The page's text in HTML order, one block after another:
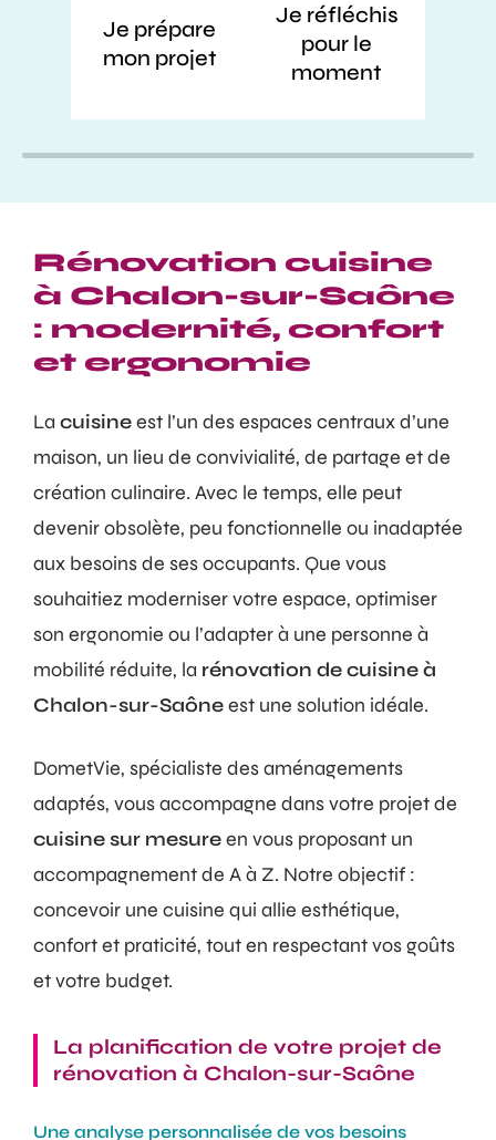
Je prépare
mon projet
Je réfléchis
pour le
moment
Rénovation cuisine
à Chalon-sur-Saône
: modernité, confort
et ergonomie
La cuisineest l’un des espaces centraux d’une
maison, un lieu de convivialité, de partage et de
création culinaire. Avec le temps, elle peut
devenir obsolète, peu fonctionnelle ou inadaptée
aux besoins de ses occupants. Que vous
souhaitiez moderniser votre espace, optimiser
son ergonomie ou l’adapter à une personne à
mobilité réduite, la rénovation de cuisine à
Chalon-sur-Saôneest une solution idéale.
DometVie, spécialiste des aménagements
adaptés, vous accompagne dans votre projet de
cuisine sur mesureen vous proposant un
accompagnement de A à Z. Notre objectif :
concevoir une cuisine qui allie esthétique,
confort et praticité, tout en respectant vos goûts
et votre budget.
La planification de votre projet de
rénovation à Chalon-sur-Saône
Une analyse personnalisée de vos besoins